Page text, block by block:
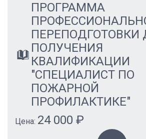
ПРОГРАММА
ПЕРЕПОДГОТОВКИ
ПОЛУЧЕНИЯ
КВАЛИФИКАЦИИ
"СПЕЦИАЛИСТ ПО
ПОЖАРНОЙ
ПРОФИЛАКТИКЕ"
Цена: 24 000 ₽